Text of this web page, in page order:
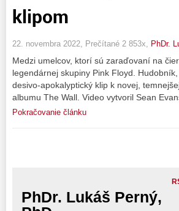
klipom
22. novembra 2022, Prečítané 2 853x, PhDr.
Medzi umelcov, ktorí sú zaraďovaní na
legendárnej skupiny Pink Floyd.
desivo-apokalyptický klip k novej,
albumu The Wall. Video vytvoril Sean
Pokračovanie článku
PhDr. Lukáš Perný,